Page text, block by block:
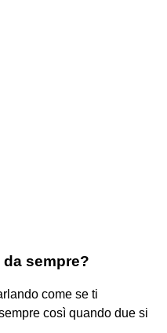
sempre?
come se ti
così quando due si